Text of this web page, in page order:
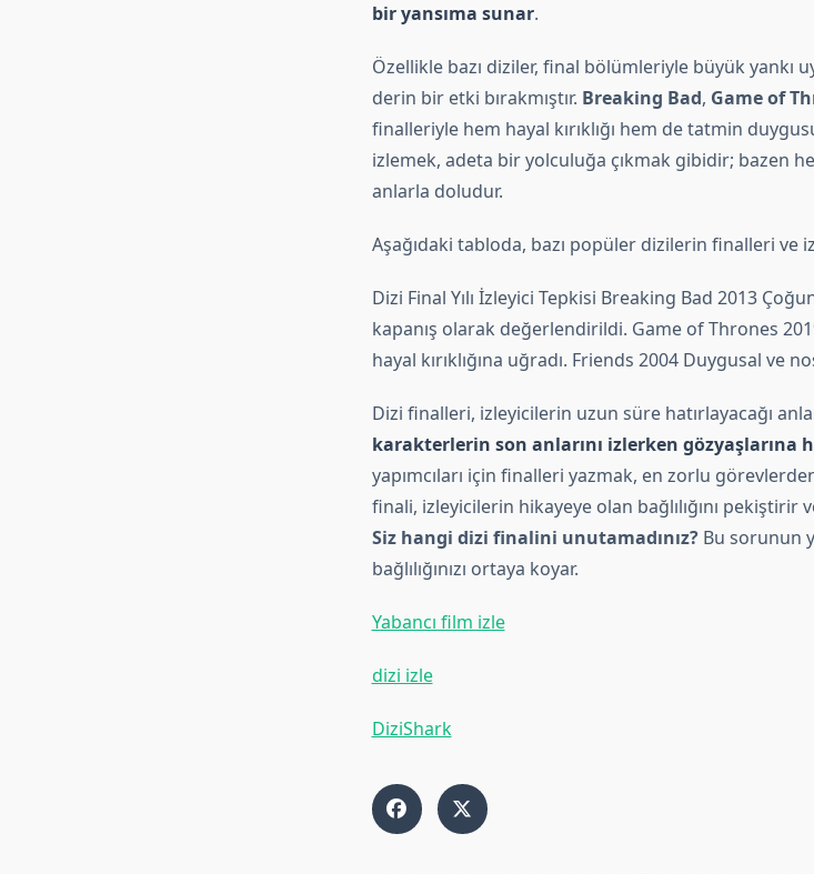
bir yansıma sunar.
Özellikle bazı diziler, final bölümleriyle büyük yankı
derin bir etki bırakmıştır. Breaking Bad, Game of
finalleriyle hem hayal kırıklığı hem de tatmin
izlemek, adeta bir yolculuğa çıkmak gibidir; bazen
anlarla doludur.
Aşağıdaki tabloda, bazı popüler dizilerin finalleri ve
Dizi Final Yılı İzleyici Tepkisi Breaking Bad 2013
kapanış olarak değerlendirildi. Game of Thrones
hayal kırıklığına uğradı. Friends 2004 Duygusal ve
Dizi finalleri, izleyicilerin uzun süre hatırlayacağı
karakterlerin son anlarını izlerken gözyaşlarına
yapımcıları için finalleri yazmak, en zorlu
finali, izleyicilerin hikayeye olan bağlılığını pekiştirir
Siz hangi dizi finalini unutamadınız?Bu sorunun
bağlılığınızı ortaya koyar.
Yabancı film izle
dizi izle
DiziShark